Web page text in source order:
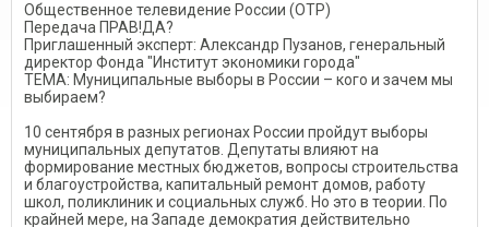
Общественное телевидение России (ОТР)
Передача ПРАВ!ДА?
Приглашенный эксперт: Александр Пузанов, генеральный
директор Фонда "Институт экономики города"
ТЕМА: Муниципальные выборы в России – кого и зачем мы
выбираем?
10 сентября в разных регионах России пройдут выборы
муниципальных депутатов. Депутаты влияют на
формирование местных бюджетов, вопросы строительства
и благоустройства, капитальный ремонт домов, работу
школ, поликлиник и социальных служб. Но это в теории. По
крайней мере, на Западе демократия действительно